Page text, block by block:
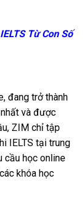
Từ Con Số
đang trở thành
và được
ZIM chỉ tập
IELTS tại trung
cầu học online
khóa học